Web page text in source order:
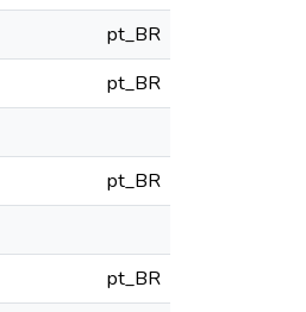
pt_BR
pt_BR
pt_BR
pt_BR